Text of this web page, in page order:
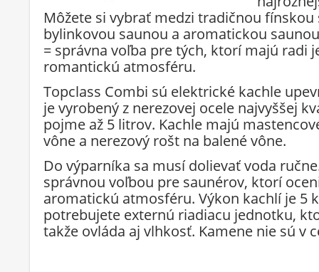
Môžete si vybrať medzi tradičnou
bylinkovou saunou a aromatickou
= správna voľba pre tých, ktorí majú radi
romantickú atmosféru.
Topclass Combi sú elektrické kachle
je vyrobený z nerezovej ocele najvyššej
pojme až 5 litrov. Kachle majú
vône a nerezový rošt na balené vône.
Do výparníka sa musí dolievať voda
správnou voľbou pre saunérov, ktorí
aromatickú atmosféru. Výkon kachlí je 5
potrebujete externú riadiacu jednotku,
takže ovláda aj vlhkosť. Kamene nie sú v